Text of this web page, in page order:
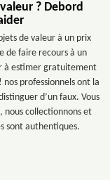
? Debord
de valeur à un prix
de faire recours à un
à estimer gratuitement
nos professionnels ont la
d’un faux. Vous
nous collectionnons et
sont authentiques.